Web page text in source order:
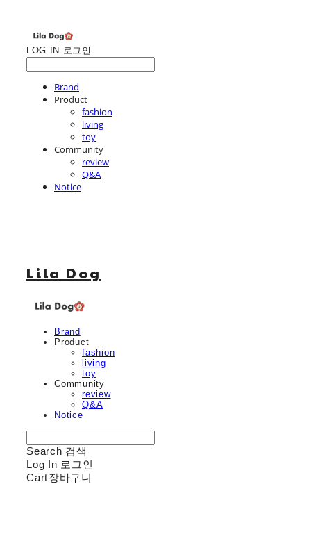
LOG IN 로그인
Brand
Product
fashion
living
toy
Community
review
Q&A
Notice
Lila Dog
Brand
Product
fashion
living
toy
Community
review
Q&A
Notice
Search 검색
Log In 로그인
Cart장바구니